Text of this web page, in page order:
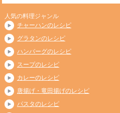
人気の料理ジャンル
チャーハンのレシピ
グラタンのレシピ
ハンバーグのレシピ
スープのレシピ
カレーのレシピ
唐揚げ・竜田揚げのレシピ
パスタのレシピ